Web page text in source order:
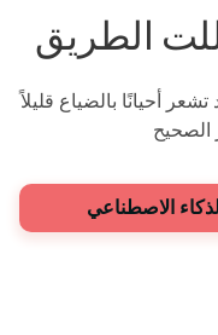
الاصطناعي